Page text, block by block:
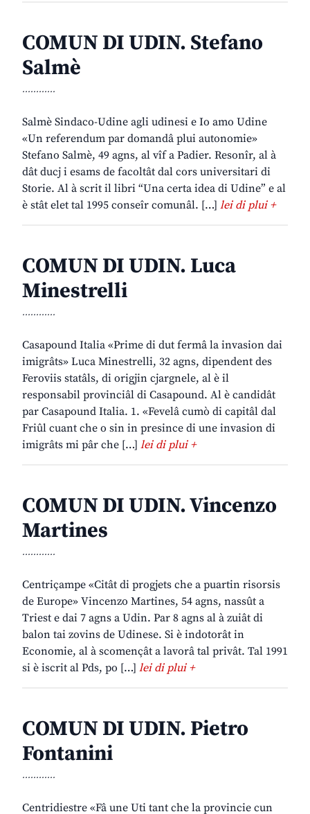
COMUN DI UDIN. Stefano
Salmè
............
Salmè Sindaco-Udine agli udinesi e Io amo Udine
«Un referendum par domandâ plui autonomie»
Stefano Salmè, 49 agns, al vîf a Padier. Resonîr, al à
dât ducj i esams de facoltât dal cors universitari di
Storie. Al à scrit il libri “Una certa idea di Udine” e al
è stât elet tal 1995 conseîr comunâl. […] lei di plui +
COMUN DI UDIN. Luca
Minestrelli
............
Casapound Italia «Prime di dut fermâ la invasion dai
imigrâts» Luca Minestrelli, 32 agns, dipendent des
Feroviis statâls, di origjin cjargnele, al è il
responsabil provinciâl di Casapound. Al è candidât
par Casapound Italia. 1. «Fevelâ cumò di capitâl dal
Friûl cuant che o sin in presince di une invasion di
imigrâts mi pâr che […] lei di plui +
COMUN DI UDIN. Vincenzo
Martines
............
Centriçampe «Citât di progjets che a puartin risorsis
de Europe» Vincenzo Martines, 54 agns, nassût a
Triest e dai 7 agns a Udin. Par 8 agns al à zuiât di
balon tai zovins de Udinese. Si è indotorât in
Economie, al à scomençât a lavorâ tal privât. Tal 1991
si è iscrit al Pds, po […] lei di plui +
COMUN DI UDIN. Pietro
Fontanini
............
Centridiestre «Fâ une Uti tant che la provincie cun